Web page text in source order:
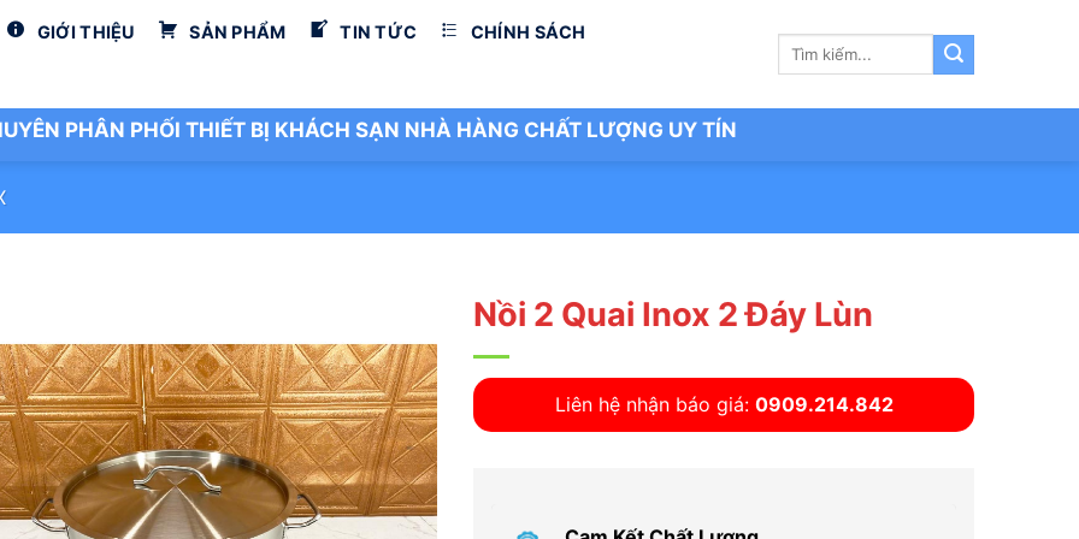
GIỚI THIỆU SẢN PHẨM TIN TỨC CHÍNH SÁCH
Tìm
PHÂN PHỐI THIẾT BỊ KHÁCH SẠN NHÀ HÀNG CHẤT LƯỢNG UY TÍN
Nồi 2 Quai Inox 2 Đáy Lùn
Liên hệ nhận báo giá: 0909.214.842